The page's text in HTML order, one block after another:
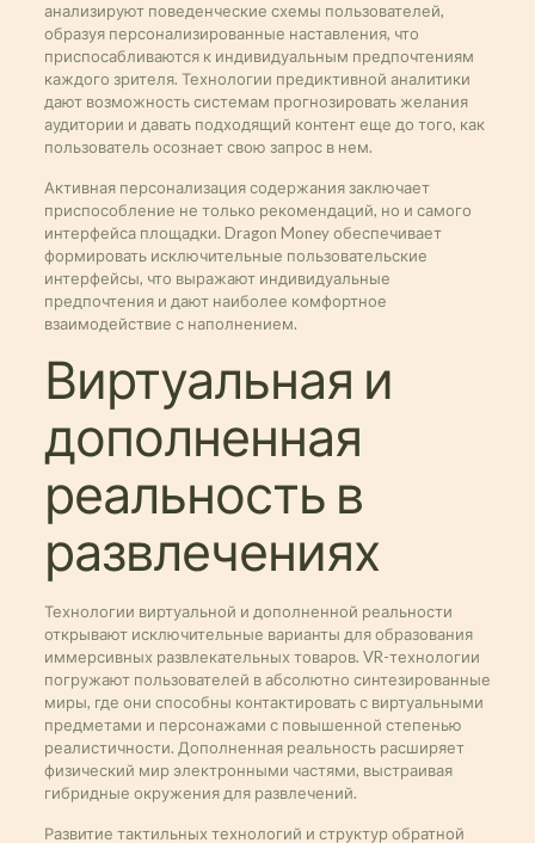
анализируют поведенческие схемы пользователей,
образуя персонализированные наставления, что
приспосабливаются к индивидуальным предпочтениям
каждого зрителя. Технологии предиктивной аналитики
дают возможность системам прогнозировать желания
аудитории и давать подходящий контент еще до того, как
пользователь осознает свою запрос в нем.
Активная персонализация содержания заключает
приспособление не только рекомендаций, но и самого
интерфейса площадки. Dragon Money обеспечивает
формировать исключительные пользовательские
интерфейсы, что выражают индивидуальные
предпочтения и дают наиболее комфортное
взаимодействие с наполнением.
Виртуальная и
дополненная
реальность в
развлечениях
Технологии виртуальной и дополненной реальности
открывают исключительные варианты для образования
иммерсивных развлекательных товаров. VR-технологии
погружают пользователей в абсолютно синтезированные
миры, где они способны контактировать с виртуальными
предметами и персонажами с повышенной степенью
реалистичности. Дополненная реальность расширяет
физический мир электронными частями, выстраивая
гибридные окружения для развлечений.
Развитие тактильных технологий и структур обратной